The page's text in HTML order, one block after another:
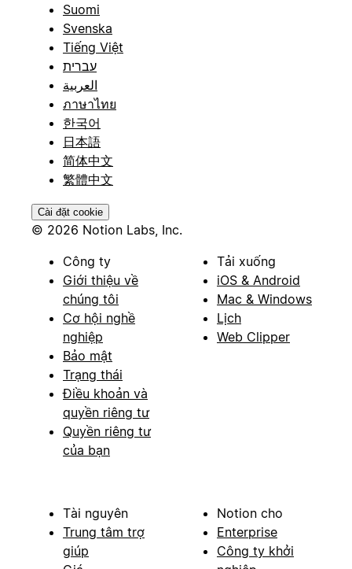
Suomi
Svenska
Tiếng Việt
עברית
العربية
ภาษาไทย
한국어
日本語
简体中文
繁體中文
Cài đặt cookie
© 2026 Notion Labs, Inc.
Công ty
Giới thiệu về
chúng tôi
Cơ hội nghề
nghiệp
Bảo mật
Trạng thái
Điều khoản và
quyền riêng tư
Quyền riêng tư
của bạn
Tải xuống
iOS & Android
Mac & Windows
Lịch
Web Clipper
Tài nguyên
Trung tâm trợ
giúp
Notion cho
Enterprise
Công ty khởi